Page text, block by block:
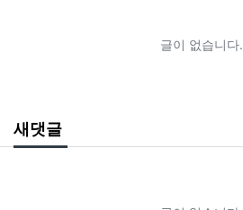
글이 없습니다.
새댓글